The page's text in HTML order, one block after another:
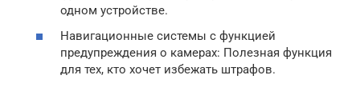
одном устройстве.
Навигационные системы с функцией
предупреждения о камерах: Полезная функция
для тех, кто хочет избежать штрафов.